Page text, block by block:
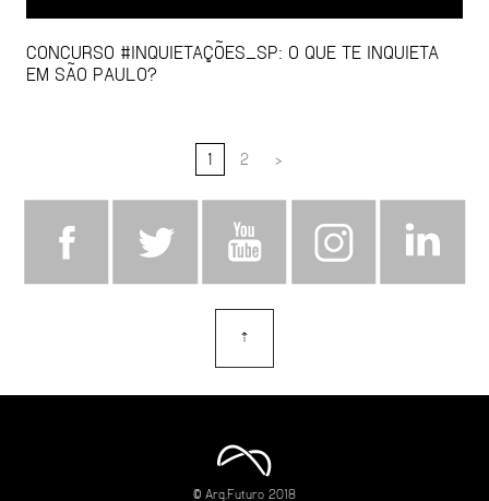
CONCURSO #INQUIETAÇÕES_SP: O QUE TE INQUIETA
EM SÃO PAULO?
1 2 >
⇡
© Arq.Futuro 2018